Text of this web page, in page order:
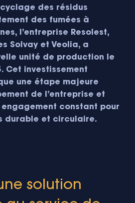
des résidus
des fumées à
l’entreprise Resolest,
Solvay et Veolia, a
unité de production le
Cet investissement
une étape majeure
de l’entreprise et
constant pour
durable et circulaire.
solution